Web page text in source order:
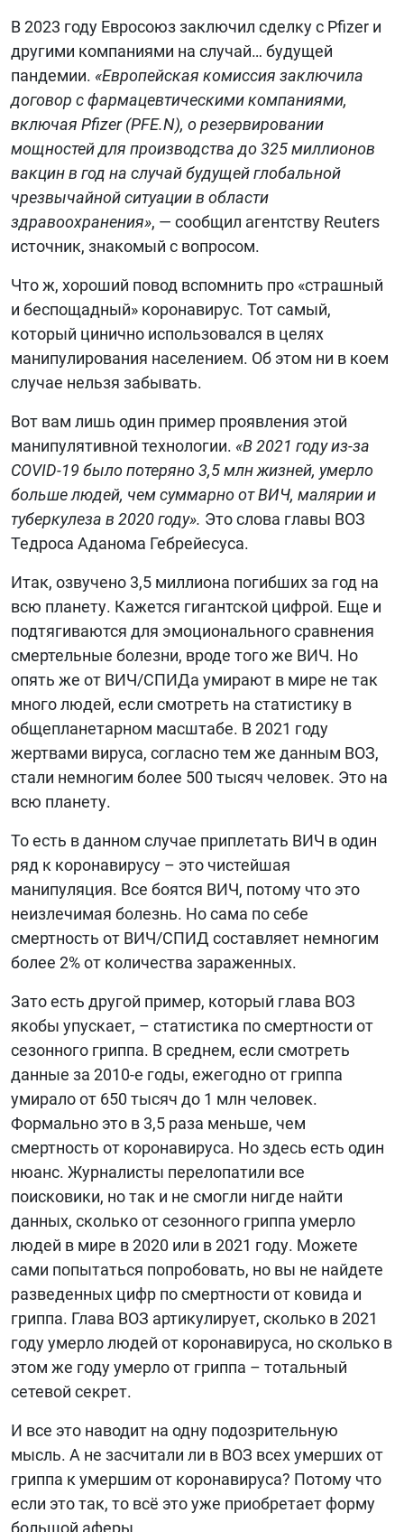
БИБЛИОТЕКА
ФОТО
В 2023 году Евросоюз заключил сделку с Pfizer и
другими компаниями на случай… будущей
пандемии. «Европейская комиссия заключила
договор с фармацевтическими компаниями,
включая Pfizer (PFE.N), о резервировании
мощностей для производства до 325 миллионов
вакцин в год на случай будущей глобальной
чрезвычайной ситуации в области
здравоохранения», — сообщил агентству Reuters
источник, знакомый с вопросом.
Что ж, хороший повод вспомнить про «страшный
и беспощадный» коронавирус. Тот самый,
который цинично использовался в целях
манипулирования населением. Об этом ни в коем
случае нельзя забывать.
Вот вам лишь один пример проявления этой
манипулятивной технологии. «В 2021 году из-за
COVID-19 было потеряно 3,5 млн жизней, умерло
больше людей, чем суммарно от ВИЧ, малярии и
туберкулеза в 2020 году». Это слова главы ВОЗ
Тедроса Аданома Гебрейесуса.
Итак, озвучено 3,5 миллиона погибших за год на
всю планету. Кажется гигантской цифрой. Еще и
подтягиваются для эмоционального сравнения
смертельные болезни, вроде того же ВИЧ. Но
опять же от ВИЧ/СПИДа умирают в мире не так
много людей, если смотреть на статистику в
общепланетарном масштабе. В 2021 году
жертвами вируса, согласно тем же данным ВОЗ,
стали немногим более 500 тысяч человек. Это на
всю планету.
То есть в данном случае приплетать ВИЧ в один
ряд к коронавирусу – это чистейшая
манипуляция. Все боятся ВИЧ, потому что это
неизлечимая болезнь. Но сама по себе
смертность от ВИЧ/СПИД составляет немногим
более 2% от количества зараженных.
Зато есть другой пример, который глава ВОЗ
якобы упускает, – статистика по смертности от
сезонного гриппа. В среднем, если смотреть
данные за 2010-е годы, ежегодно от гриппа
умирало от 650 тысяч до 1 млн человек.
Формально это в 3,5 раза меньше, чем
смертность от коронавируса. Но здесь есть один
нюанс. Журналисты перелопатили все
поисковики, но так и не смогли нигде найти
данных, сколько от сезонного гриппа умерло
людей в мире в 2020 или в 2021 году. Можете
сами попытаться попробовать, но вы не найдете
разведенных цифр по смертности от ковида и
гриппа. Глава ВОЗ артикулирует, сколько в 2021
году умерло людей от коронавируса, но сколько в
этом же году умерло от гриппа – тотальный
сетевой секрет.
И все это наводит на одну подозрительную
мысль. А не засчитали ли в ВОЗ всех умерших от
гриппа к умершим от коронавируса? Потому что
если это так, то всё это уже приобретает форму
большой аферы.